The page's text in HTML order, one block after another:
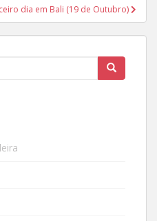
dia em Bali (19 de Outubro)